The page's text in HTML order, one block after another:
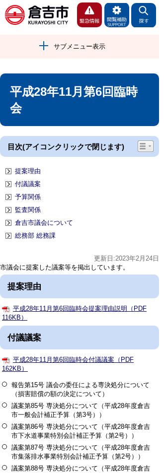
サブメニュー表示
平成28年11月第6回臨時
会
目次(アイコンクリックで閉じます)
提案理由
付議議案
予算関係
監査関係
倉吉市議会について
総務部 総務課
更新日:2023年2月24日
市議会に提案した議案等を掲出しています。
提案理由
平成28年11月第6回臨時会提案理由説明（PDF
116KB）
付議議案
平成28年11月第6回臨時会付議議案（PDF
162KB）
報告第15号 議会の委任による専決処分について
（損害賠償の額の決定について）
議案第85号 専決処分について（平成28年度倉吉
市一般会計補正予算（第3号））
議案第86号 専決処分について（平成28年度倉吉
市下水道事業特別会計補正予算（第2号））
議案第87号 専決処分について（平成28年度倉吉
市集落排水事業特別会計補正予算（第2号））
議案第88号 専決処分について（平成28年度倉吉